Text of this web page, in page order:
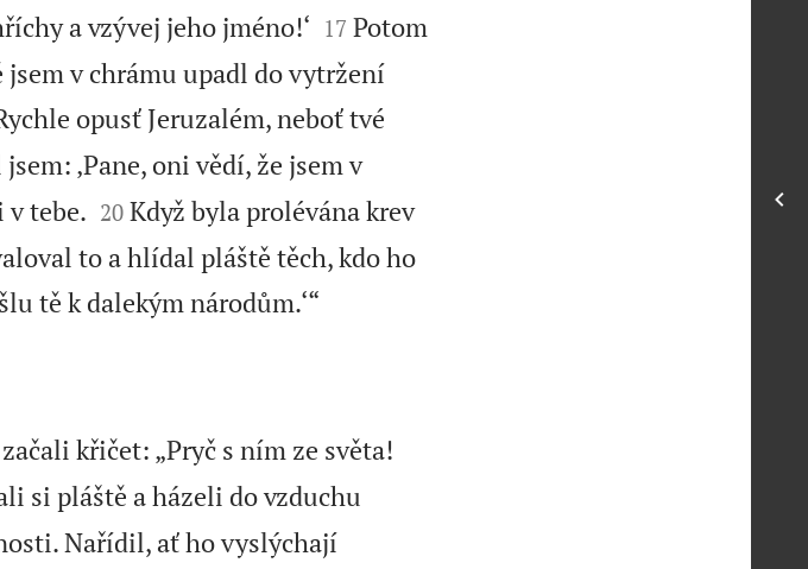
a vzývej jeho jméno!‘
17 Potom
v chrámu upadl do vytržení
opusť Jeruzalém, neboť tvé
‚Pane, oni vědí, že jsem v
v tebe.
20 Když byla prolévána krev
to a hlídal pláště těch, kdo ho
tě k dalekým národům.‘“
křičet: „Pryč s ním ze světa!
si pláště a házeli do vzduchu
Nařídil, ať ho vyslýchají